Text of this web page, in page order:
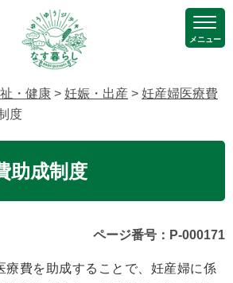
メニュー
・健康 > 妊娠・出産 > 妊産婦医療費
度
助成制度
ページ番号：P-000171
療費を助成することで、妊産婦に係